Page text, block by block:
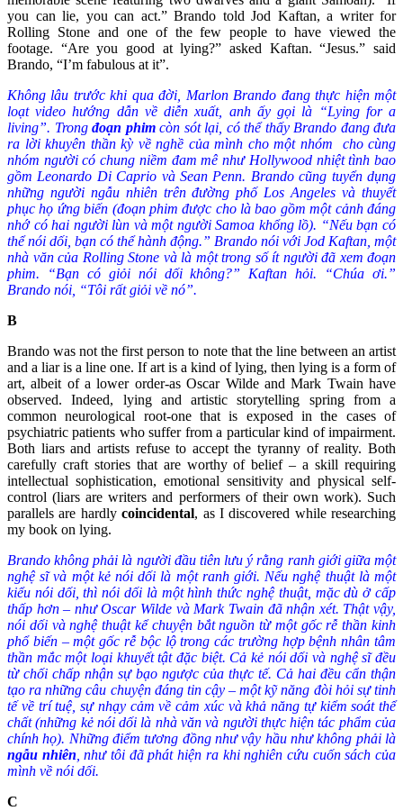
you can lie, you can act.” Brando told Jod Kaftan, a writer for
Rolling Stone and one of the few people to have viewed the
footage. “Are you good at lying?” asked Kaftan. “Jesus.” said
Brando, “I’m fabulous at it”.
Không lâu trước khi qua đời, Marlon Brando đang thực hiện một
loạt video hướng dẫn về diễn xuất, anh ấy gọi là “Lying for a
living”. Trong đoạn phimcòn sót lại, có thể thấy Brando đang đưa
ra lời khuyên thần kỳ về nghề của mình cho một nhóm cho cùng
nhóm người có chung niềm đam mê như Hollywood nhiệt tình bao
gồm Leonardo Di Caprio và Sean Penn. Brando cũng tuyển dụng
những người ngẫu nhiên trên đường phố Los Angeles và thuyết
phục họ ứng biến (đoạn phim được cho là bao gồm một cảnh đáng
nhớ có hai người lùn và một người Samoa khổng lồ). “Nếu bạn có
thể nói dối, bạn có thể hành động.” Brando nói với Jod Kaftan, một
nhà văn của Rolling Stone và là một trong số ít người đã xem đoạn
phim. “Bạn có giỏi nói dối không?” Kaftan hỏi. “Chúa ơi.”
Brando nói, “Tôi rất giỏi về nó”.
B
Brando was not the first person to note that the line between an artist
and a liar is a line one. If art is a kind of lying, then lying is a form of
art, albeit of a lower order-as Oscar Wilde and Mark Twain have
observed. Indeed, lying and artistic storytelling spring from a
common neurological root-one that is exposed in the cases of
psychiatric patients who suffer from a particular kind of impairment.
Both liars and artists refuse to accept the tyranny of reality. Both
carefully craft stories that are worthy of belief – a skill requiring
intellectual sophistication, emotional sensitivity and physical self-
control (liars are writers and performers of their own work). Such
parallels are hardlycoincidental, as I discovered while researching
my book on lying.
Brando không phải là người đầu tiên lưu ý rằng ranh giới giữa một
nghệ sĩ và một kẻ nói dối là một ranh giới. Nếu nghệ thuật là một
kiểu nói dối, thì nói dối là một hình thức nghệ thuật, mặc dù ở cấp
thấp hơn – như Oscar Wilde và Mark Twain đã nhận xét. Thật vậy,
nói dối và nghệ thuật kể chuyện bắt nguồn từ một gốc rễ thần kinh
phổ biến – một gốc rễ bộc lộ trong các trường hợp bệnh nhân tâm
thần mắc một loại khuyết tật đặc biệt. Cả kẻ nói dối và nghệ sĩ đều
từ chối chấp nhận sự bạo ngược của thực tế. Cả hai đều cẩn thận
tạo ra những câu chuyện đáng tin cậy – một kỹ năng đòi hỏi sự tinh
tế về trí tuệ, sự nhạy cảm về cảm xúc và khả năng tự kiểm soát thể
chất (những kẻ nói dối là nhà văn và người thực hiện tác phẩm của
chính họ). Những điểm tương đồng như vậy hầu như không phải là
ngẫu nhiên , như tôi đã phát hiện ra khi nghiên cứu cuốn sách của
mình về nói dối.
C